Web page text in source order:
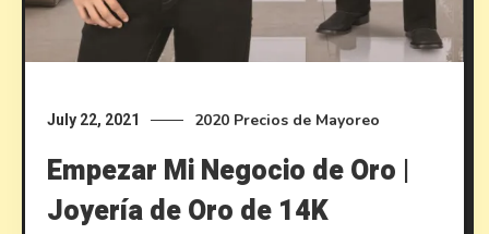
July 22, 2021 2020 Precios de Mayoreo
Empezar Mi Negocio de Oro |
Joyería de Oro de 14K